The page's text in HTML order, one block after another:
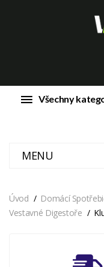
Všechny
MENU
Úvod Domácí
Vestavné Digestoře